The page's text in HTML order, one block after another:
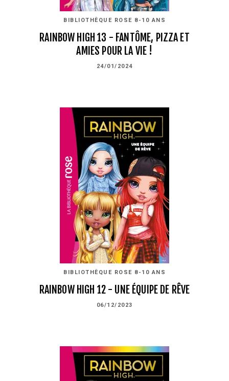
BIBLIOTHÈQUE ROSE 8-10 ANS
RAINBOW HIGH 13 - FANTÔME, PIZZA ET
AMIES POUR LA VIE !
24/01/2024
BIBLIOTHÈQUE ROSE 8-10 ANS
RAINBOW HIGH 12 - UNE ÉQUIPE DE RÊVE
06/12/2023